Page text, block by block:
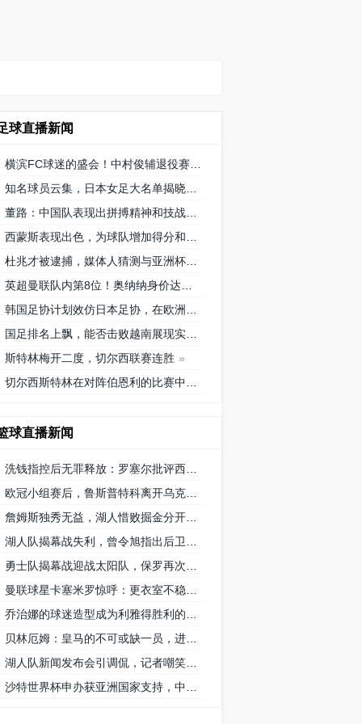
球直播新闻
横滨FC球迷的盛会！中村俊辅退役赛将在三泽球场再次相聚
知名球员云集，日本女足大名单揭晓
董路：中国队表现出拼搏精神和技战术水平，为国内青训鼓舞
西蒙斯表现出色，为球队增加得分和创造机会！
杜兆才被逮捕，媒体人猜测与亚洲杯搞黄的关系引发广泛讨论
英超曼联队内第8位！奥纳纳身价达到4000万欧元，成为喀麦隆最贵门将
韩国足协计划效仿日本足协，在欧洲设立办公室观察旅欧球员的身体情况
国足排名上飘，能否击败越南展现实力？
斯特林梅开二度，切尔西联赛连胜
切尔西斯特林在对阵伯恩利的比赛中获得 9/10 分的高分
球直播新闻
洗钱指控后无罪释放：罗塞尔批评西班牙司法系统的不公正待遇
欧冠小组赛后，鲁斯普特科离开乌克兰 矿工队前往俄罗斯，未来发展如何？
詹姆斯独秀无益，湖人惜败掘金分开赛季首秀
湖人队揭幕战失利，曾令旭指出后卫线需要适应，八村遇困难
勇士队揭幕战迎战太阳队，保罗再次创纪录延续1215场首发之路
曼联球星卡塞米罗惊呼：更衣室不稳定，球队对他要求低
乔治娜的球迷造型成为利雅得胜利的幸运符号
贝林厄姆：皇马的不可或缺一员，进球和助攻数据证明重要性
湖人队新闻发布会引调侃，记者嘲笑掘金队播音员8秒介绍首发阵容速度
沙特世界杯申办获亚洲国家支持，中国和澳大利亚的态度备受关注